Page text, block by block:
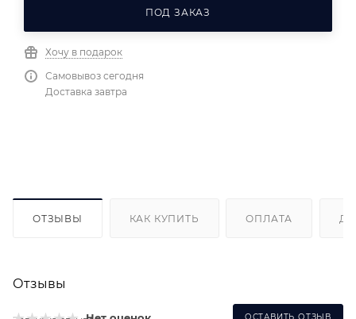
ПОД ЗАКАЗ
Хочу в подарок
Самовывоз сегодня
Доставка завтра
ОТЗЫВЫ КАК КУПИТЬ ОПЛАТА
Отзывы